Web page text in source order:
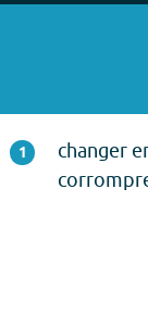
1
changer